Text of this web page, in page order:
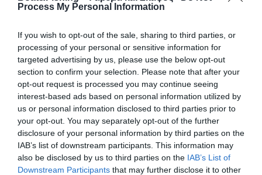
Process My Personal Information
If you wish to opt-out of the sale, sharing to third parties, or
processing of your personal or sensitive information for
targeted advertising by us, please use the below opt-out
section to confirm your selection. Please note that after your
opt-out request is processed you may continue seeing
interest-based ads based on personal information utilized by
us or personal information disclosed to third parties prior to
your opt-out. You may separately opt-out of the further
disclosure of your personal information by third parties on the
IAB’s list of downstream participants. This information may
also be disclosed by us to third parties on the IAB’s List of
Downstream Participants that may further disclose it to other
Ψάρεµα των καλαµαριών
Όταν πετύχουµε στο βυθόµετρο τα καλαµάρια ή το
κοπάδι µε τα µικρόψαρα, κατεβάζουµε αµέσως τις
αρµατωσιές µας, πάνω στις οποίες έχουµε δέσει 3 µε 4